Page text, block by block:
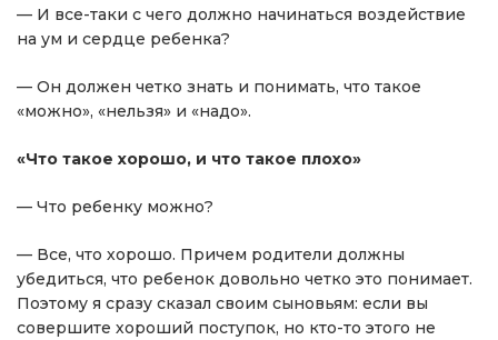
— И все-таки с чего должно начинаться воздействие
на ум и сердце ребенка?
— Он должен четко знать и понимать, что такое
«можно», «нельзя» и «надо».
«Что такое хорошо, и что такое плохо»
— Что ребенку можно?
— Все, что хорошо. Причем родители должны
убедиться, что ребенок довольно четко это понимает.
Поэтому я сразу сказал своим сыновьям: если вы
совершите хороший поступок, но кто-то этого не